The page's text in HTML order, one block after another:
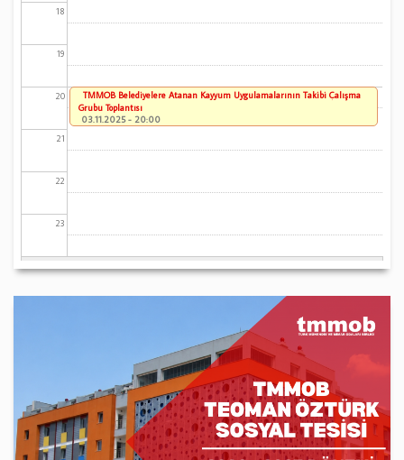
18
19
20
21
22
23
TMMOB Belediyelere Atanan Kayyum Uygulamalarının Takibi Çalışma
Grubu Toplantısı
03.11.2025 - 20:00